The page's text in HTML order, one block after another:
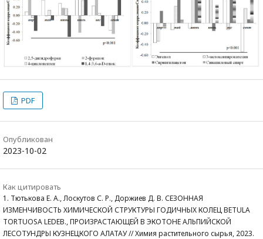
PDF
Опубликован
2023-10-02
Как цитировать
1. Тютькова Е. А., Лоскутов С. Р., Доржиев Д. В. СЕЗОННАЯ
ИЗМЕНЧИВОСТЬ ХИМИЧЕСКОЙ СТРУКТУРЫ ГОДИЧНЫХ КОЛЕЦ BETULA
TORTUOSA LEDEB., ПРОИЗРАСТАЮЩЕЙ В ЭКОТОНЕ АЛЬПИЙСКОЙ
ЛЕСОТУНДРЫ КУЗНЕЦКОГО АЛАТАУ // Химия растительного сырья, 2023.